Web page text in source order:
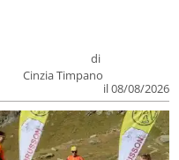
di
Cinzia Timpano
il 08/08/2026